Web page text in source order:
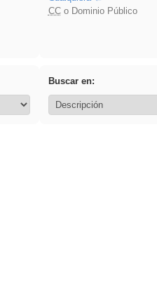
CCo Dominio Público
Buscar en: